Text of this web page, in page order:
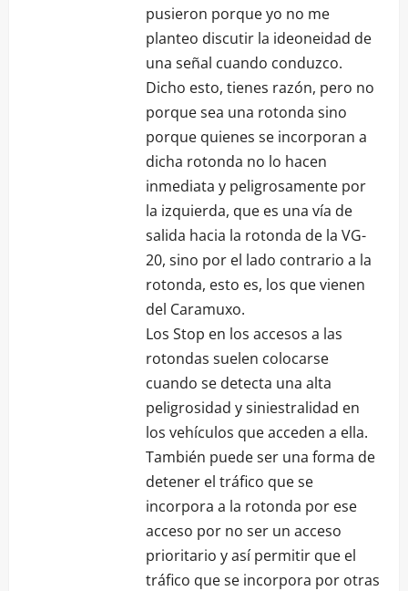
pusieron porque yo no me
planteo discutir la ideoneidad de
una señal cuando conduzco.
Dicho esto, tienes razón, pero no
porque sea una rotonda sino
porque quienes se incorporan a
dicha rotonda no lo hacen
inmediata y peligrosamente por
la izquierda, que es una vía de
salida hacia la rotonda de la VG-
20, sino por el lado contrario a la
rotonda, esto es, los que vienen
del Caramuxo.
Los Stop en los accesos a las
rotondas suelen colocarse
cuando se detecta una alta
peligrosidad y siniestralidad en
los vehículos que acceden a ella.
También puede ser una forma de
detener el tráfico que se
incorpora a la rotonda por ese
acceso por no ser un acceso
prioritario y así permitir que el
tráfico que se incorpora por otras